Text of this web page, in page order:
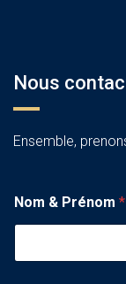
Nous
Ensemble,
Nom & Prénom *